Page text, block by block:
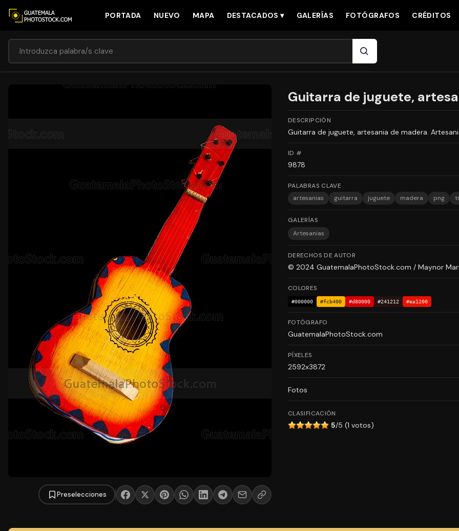
PORTADA NUEVO MAPA DESTACADOS ▾ GALERÍAS FOTÓGRAFOS CRÉDITOS
Preselecciones
Guitarra de juguete,
DESCRIPCIÓN
Guitarra de juguete, artesania de madera.
ID #
9878
PALABRAS CLAVE
artesanias
guitarra juguete madera png
GALERÍAS
Artesanias
DERECHOS DE AUTOR
© 2024 GuatemalaPhotoStock.com / Maynor
COLORES
#000000 #fcb400 #d80000 #241212 #ea1200
FOTÓGRAFO
GuatemalaPhotoStock.com
PÍXELES
2592x3872
Fotos
CLASIFICACIÓN
5/5 (1 votos)